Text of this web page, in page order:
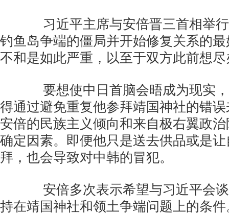
习近平主席与安倍晋三首相举行
钓鱼岛争端的僵局并开始修复关系的
不和是如此严重，以至于双方此前想
要想使中日首脑会晤成为现实，
得通过避免重复他参拜靖国神社的错
安倍的民族主义倾向和来自极右翼政
确定因素。即便他只是送去供品或是
拜，也会导致对中韩的冒犯。
安倍多次表示希望与习近平会谈
持在靖国神社和领土争端问题上的条